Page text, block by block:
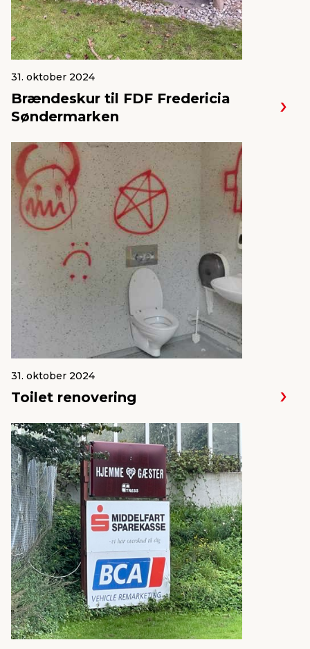
31. oktober 2024
Brændeskur til FDF Fredericia
Søndermarken
31. oktober 2024
Toilet renovering